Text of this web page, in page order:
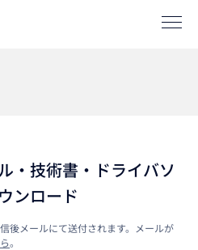
・技術書・ドライバソ
ンロード
後メールにて送付されます。メールが
。